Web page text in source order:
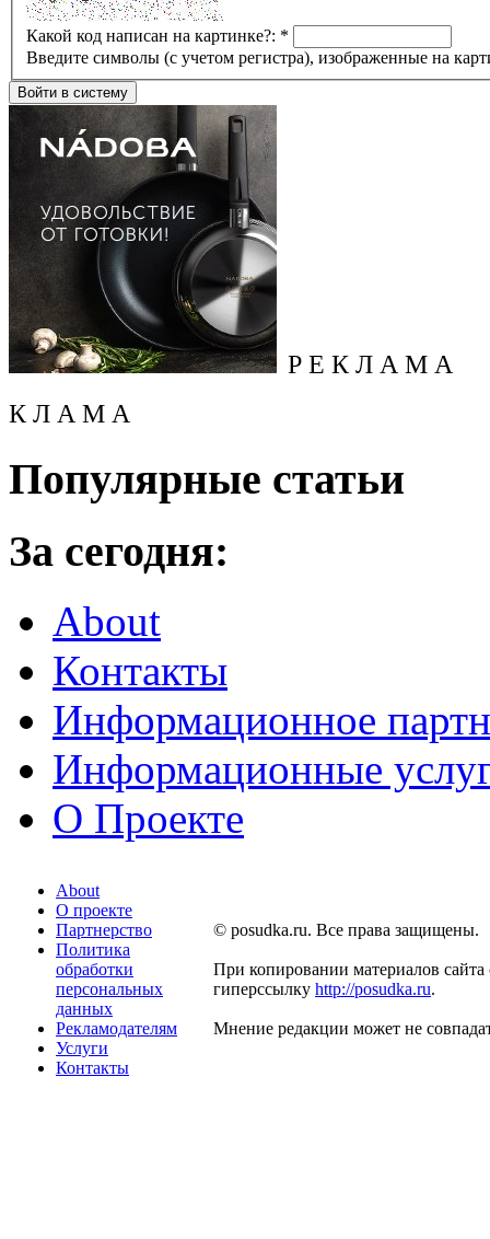
Какой код написан на картинке?: *
Введите символы (с учетом регистра), изображенные на
Р Е К Л А М А
К Л А М А
Популярные статьи
За сегодня:
About
Контакты
Информационное
Информационные
О Проекте
About
О проекте
Партнерство
Политика
обработки
персональных
данных
Рекламодателям
Услуги
Контакты
© posudka.ru. Все права защищены.
При копировании материалов сайта
гиперссылку http://posudka.ru.
Мнение редакции может не